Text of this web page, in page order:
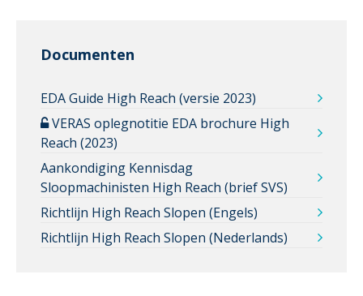
Documenten
EDA Guide High Reach (versie 2023)
VERAS oplegnotitie EDA brochure High
Reach (2023)
Aankondiging Kennisdag
Sloopmachinisten High Reach (brief SVS)
Richtlijn High Reach Slopen (Engels)
Richtlijn High Reach Slopen (Nederlands)